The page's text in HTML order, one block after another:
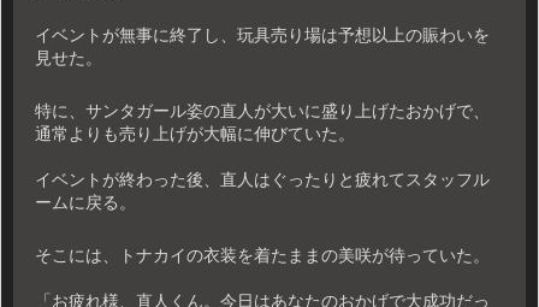
イベントが無事に終了し、玩具売り場は予想以上の賑わいを
見せた。
特に、サンタガール姿の直人が大いに盛り上げたおかげで、
通常よりも売り上げが大幅に伸びていた。
イベントが終わった後、直人はぐったりと疲れてスタッフル
ームに戻る。
そこには、トナカイの衣装を着たままの美咲が待っていた。
「お疲れ様、直人くん。今日はあなたのおかげで大成功だっ